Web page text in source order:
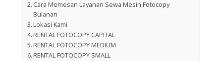
Cara Memesan Layanan Sewa Mesin Fotocopy
Bulanan
Lokasi Kami
RENTAL FOTOCOPY CAPITAL
RENTAL FOTOCOPY MEDIUM
RENTAL FOTOCOPY SMALL